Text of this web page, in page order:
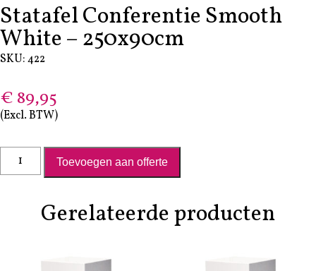
Statafel Conferentie Smooth
White – 250x90cm
SKU: 422
€ 89,95
(Excl. BTW)
Statafel Conferentie Smooth White - 250x90cm aantal
Toevoegen aan offerte
Gerelateerde producten